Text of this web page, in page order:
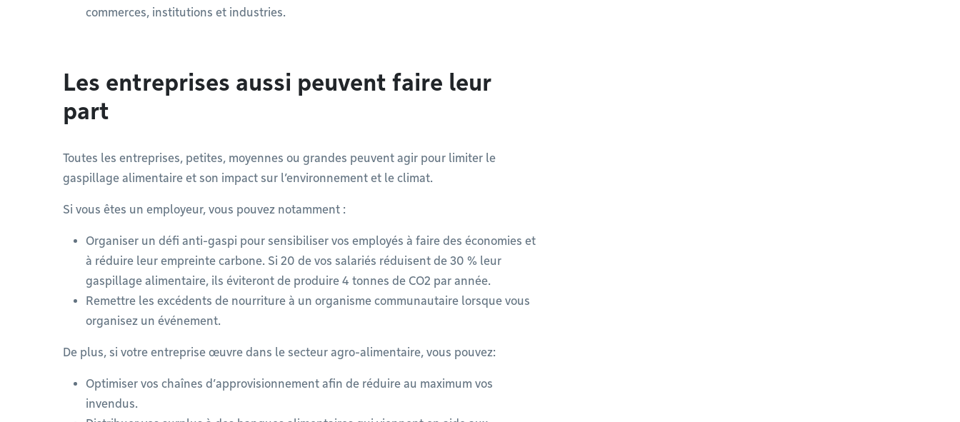
commerces, institutions et industries.
Les entreprises aussi peuvent faire leur
part
Toutes les entreprises, petites, moyennes ou grandes peuvent agir pour limiter le
gaspillage alimentaire et son impact sur l’environnement et le climat.
Si vous êtes un employeur, vous pouvez notamment :
Organiser un défi anti-gaspi pour sensibiliser vos employés à faire des économies et
à réduire leur empreinte carbone. Si 20 de vos salariés réduisent de 30 % leur
gaspillage alimentaire, ils éviteront de produire 4 tonnes de CO2 par année.
Remettre les excédents de nourriture à un organisme communautaire lorsque vous
organisez un événement.
De plus, si votre entreprise œuvre dans le secteur agro-alimentaire, vous pouvez:
Optimiser vos chaînes d’approvisionnement afin de réduire au maximum vos
invendus.